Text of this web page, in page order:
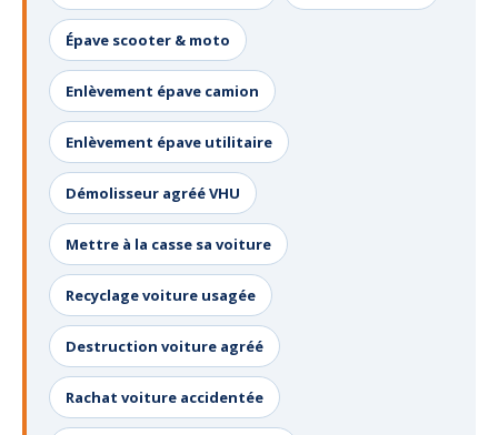
Centreagréé VHU Paris 75 : casse auto avec destruction
Centreagréé VHU 77 : casse auto avec destruction
Centreagréé VHU 78 : casse auto avec destruction
Centreagréé VHU 91 : casse auto avec destruction
Centreagréé VHU 92 : casse auto avec destruction
Centreagréé VHU 93 : casse auto avec destruction
Centreagréé VHU 94 : casse auto avec destruction
Centreagréé VHU 95 : casse auto avec destruction
DOCUMENTSÀ JOINDRE
RACHATVÉHICULES
Épave scooter & moto
Enlèvement épave camion
Enlèvement épave utilitaire
Démolisseur agréé VHU
Mettre à la casse sa voiture
Recyclage voiture usagée
Destruction voiture agréé
Rachat voiture accidentée